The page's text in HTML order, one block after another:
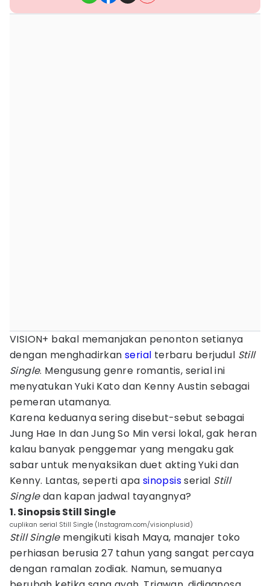
VISION+ bakal memanjakan penonton setianya
dengan menghadirkan serial terbaru berjudul Still
Single. Mengusung genre romantis, serial ini
menyatukan Yuki Kato dan Kenny Austin sebagai
pemeran utamanya.
Karena keduanya sering disebut-sebut sebagai
Jung Hae In dan Jung So Min versi lokal, gak heran
kalau banyak penggemar yang mengaku gak
sabar untuk menyaksikan duet akting Yuki dan
Kenny. Lantas, seperti apa sinopsisserial Still
Singledan kapan jadwal tayangnya?
1. Sinopsis Still Single
cuplikan serial Still Single (Instagram.com/visionplusid)
Still Singlemengikuti kisah Maya, manajer toko
perhiasan berusia 27 tahun yang sangat percaya
dengan ramalan zodiak. Namun, semuanya